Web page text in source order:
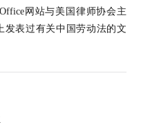
Office网站与美国律师协会主
发表过有关中国劳动法的文